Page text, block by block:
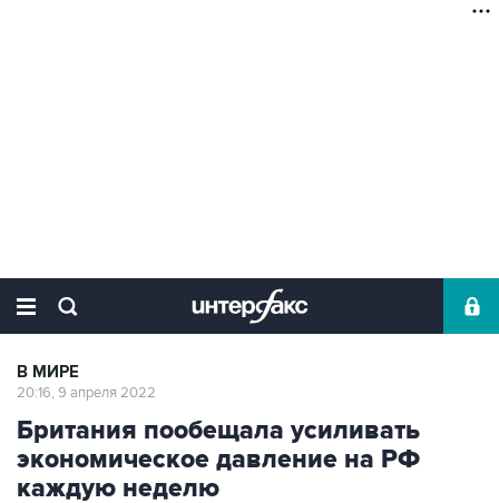
В МИРЕ
20:16, 9 апреля 2022
Британия пообещала усиливать
экономическое давление на РФ
каждую неделю